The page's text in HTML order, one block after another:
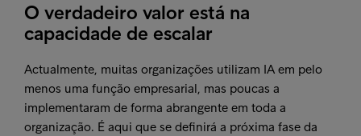
O verdadeiro valor está na
capacidade de escalar
Actualmente, muitas organizações utilizam IA em pelo
menos uma função empresarial, mas poucas a
implementaram de forma abrangente em toda a
organização. É aqui que se definirá a próxima fase da